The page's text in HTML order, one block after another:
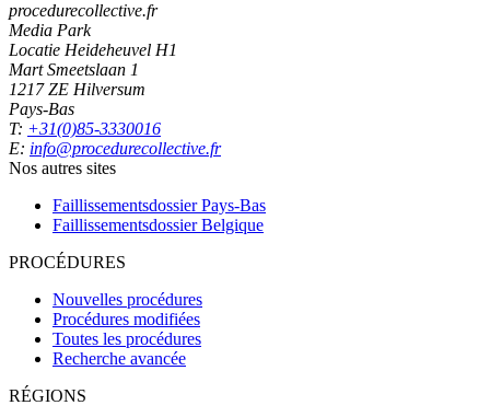
procedurecollective.fr
Media Park
Locatie Heideheuvel H1
Mart Smeetslaan 1
1217 ZE Hilversum
Pays-Bas
T: +31(0)85-3330016
E: info@procedurecollective.fr
Nos autres sites
Faillissementsdossier Pays-Bas
Faillissementsdossier Belgique
PROCÉDURES
Nouvelles procédures
Procédures modifiées
Toutes les procédures
Recherche avancée
RÉGIONS